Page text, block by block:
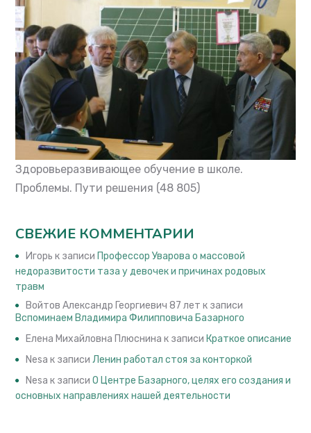
Здоровьеразвивающее обучение в школе.
Проблемы. Пути решения (48 805)
СВЕЖИЕ КОММЕНТАРИИ
Игорь к записи Профессор Уварова о массовой
недоразвитости таза у девочек и причинах родовых
травм
Войтов Александр Георгиевич 87 лет к записи
Вспоминаем Владимира Филипповича Базарного
Елена Михайловна Плюснина к записи Краткое описание
Nesa к записиЛенин работал стоя за конторкой
Nesa к записиО Центре Базарного, целях его создания и
основных направлениях нашей деятельности